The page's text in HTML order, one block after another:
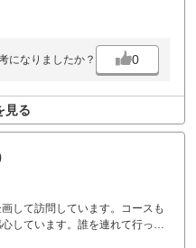
になりましたか？ 0
見る
して訪問しています。コースも
しています。誰を連れて行って